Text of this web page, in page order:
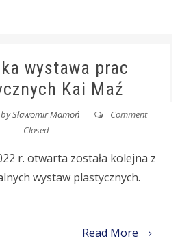
wystawa prac
Kai Maź
bySławomir Mamoń
Comment
Closed
r. otwarta została kolejna z
wystaw plastycznych.
Read More